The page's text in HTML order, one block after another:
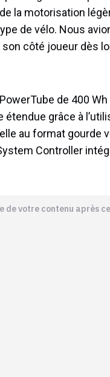
la motorisation
de vélo. Nous
côté joueur dès
de 400
grâce à
au format gourde
Controller
de votre contenu après